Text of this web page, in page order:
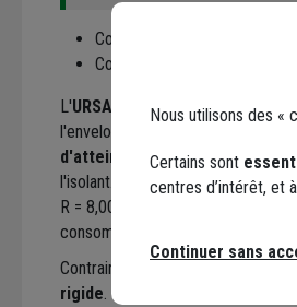
Combles aménagés
Combles perdus
L'URSA TERRA MRK 35
se
l'enveloppe du bâtiment. Sa
d'atteindre des résistances
l'isolant. À titre d'exemple,
R = 8,00 m².K/W, ce qui est idéal
consommation et aux incitations
Contrairement aux laines souples
rigide . Cette caractéristique lui
Nous utilisons des «
Certains sont
centres d’intérêt, et
Continuer sans